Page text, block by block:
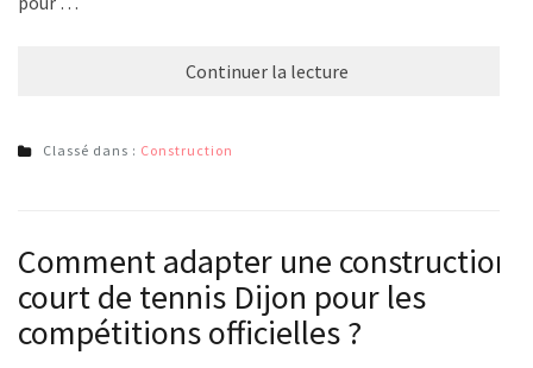
Continuer la lecture
Classé dans : Construction
Comment adapter une construction
court de tennis Dijon pour les
compétitions officielles ?